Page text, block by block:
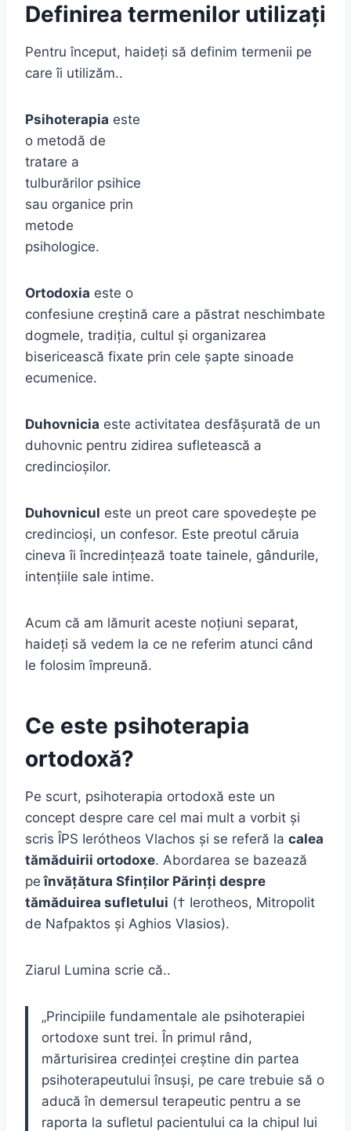
Definirea termenilor utilizați
Pentru început, haideți să definim termenii pe
care îi utilizăm..
Psihoterapia este
o metodă de
tratare a
tulburărilor psihice
sau organice prin
metode
psihologice.
Ortodoxia este o
confesiune creștină care a păstrat neschimbate
dogmele, tradiția, cultul și organizarea
bisericească fixate prin cele șapte sinoade
ecumenice.
Duhovnicia este activitatea desfășurată de un
duhovnic pentru zidirea sufletească a
credincioșilor.
Duhovnicul este un preot care spovedește pe
credincioși, un confesor. Este preotul căruia
cineva îi încredințează toate tainele, gândurile,
intențiile sale intime.
Acum că am lămurit aceste noțiuni separat,
haideți să vedem la ce ne referim atunci când
le folosim împreună.
Ce este psihoterapia
ortodoxă?
Pe scurt, psihoterapia ortodoxă este un
concept despre care cel mai mult a vorbit și
scris ÎPS Ierótheos Vlachos și se referă la calea
tămăduirii ortodoxe. Abordarea se bazează
pe învățătura Sfinților Părinți despre
tămăduirea sufletului († Ierotheos, Mitropolit
de Nafpaktos și Aghios Vlasios).
Ziarul Lumina scrie că..
„Principiile fundamentale ale psihoterapiei
ortodoxe sunt trei. În primul rând,
mărturisirea credinţei creştine din partea
psihoterapeutului însuşi, pe care trebuie să o
aducă în demersul terapeutic pentru a se
raporta la sufletul pacientului ca la chipul lui